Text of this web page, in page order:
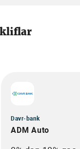
Davr-bank
ADM Auto